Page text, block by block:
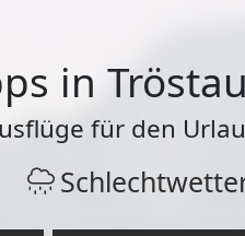
in
für den